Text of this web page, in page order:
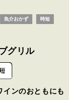
魚介おかず 時短
グリル
インのおともにも